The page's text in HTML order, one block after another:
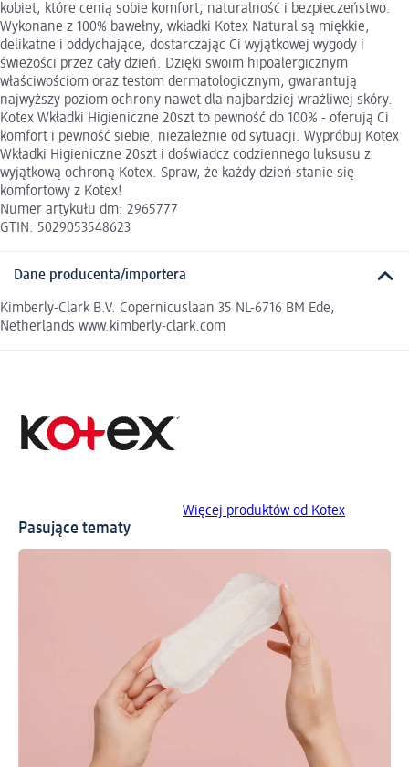
kobiet, które cenią sobie komfort, naturalność i bezpieczeństwo.
Wykonane z 100% bawełny, wkładki Kotex Natural są miękkie,
delikatne i oddychające, dostarczając Ci wyjątkowej wygody i
świeżości przez cały dzień. Dzięki swoim hipoalergicznym
właściwościom oraz testom dermatologicznym, gwarantują
najwyższy poziom ochrony nawet dla najbardziej wrażliwej skóry.
Kotex Wkładki Higieniczne 20szt to pewność do 100% - oferują Ci
komfort i pewność siebie, niezależnie od sytuacji. Wypróbuj Kotex
Wkładki Higieniczne 20szt i doświadcz codziennego luksusu z
wyjątkową ochroną Kotex. Spraw, że każdy dzień stanie się
komfortowy z Kotex!
Numer artykułu dm: 2965777
GTIN: 5029053548623
Dane producenta/importera
Kimberly-Clark B.V. Copernicuslaan 35 NL-6716 BM Ede,
Netherlands www.kimberly-clark.com
Więcej produktów od Kotex
Pasujące tematy